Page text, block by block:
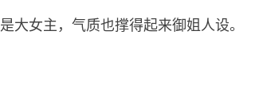
大女主，气质也撑得起来御姐人设。